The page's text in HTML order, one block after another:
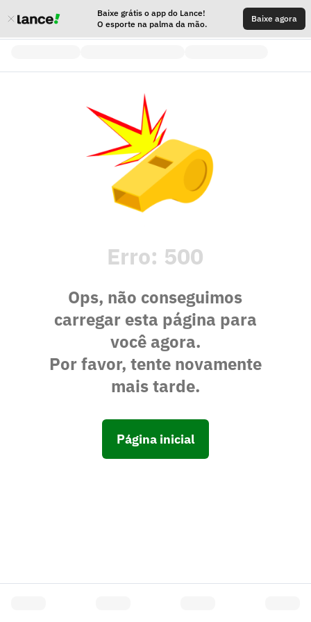
Baixe grátis o app do Lance!
O esporte na palma da mão.
Baixe agora
Erro: 500
Ops, não conseguimos
carregar esta página para
você agora.
Por favor, tente novamente
mais tarde.
Página inicial